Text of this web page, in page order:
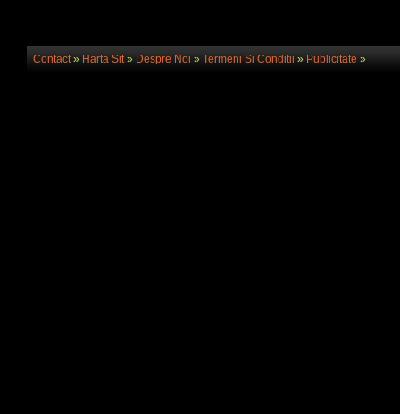
Contact» Harta Sit» Despre Noi » Termeni Si Conditii » Publicitate»